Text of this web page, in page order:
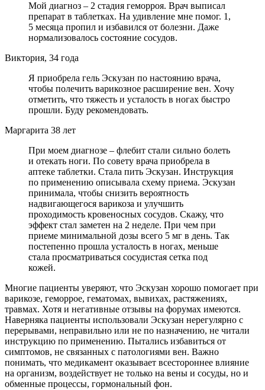
Мой диагноз – 2 стадия геморроя. Врач выписал
препарат в таблетках. На удивление мне помог. 1,
5 месяца пропил и избавился от болезни. Даже
нормализовалось состояние сосудов.
Виктория, 34 года
Я приобрела гель Эскузан по настоянию врача,
чтобы полечить варикозное расширение вен. Хочу
отметить, что тяжесть и усталость в ногах быстро
прошли. Буду рекомендовать.
Маргарита 38 лет
При моем диагнозе – флебит стали сильно болеть
и отекать ноги. По совету врача приобрела в
аптеке таблетки. Стала пить Эскузан. Инструкция
по применению описывала схему приема. Эскузан
принимала, чтобы снизить вероятность
надвигающегося варикоза и улучшить
проходимость кровеносных сосудов. Скажу, что
эффект стал заметен на 2 неделе. При чем при
приеме минимальной дозы всего 5 мг в день. Так
постепенно прошла усталость в ногах, меньше
стала просматриваться сосудистая сетка под
кожей.
Многие пациенты уверяют, что Эскузан хорошо помогает при
варикозе, геморрое, гематомах, вывихах, растяжениях,
травмах. Хотя и негативные отзывы на форумах имеются.
Наверняка пациенты использовали Эскузан нерегулярно с
перерывами, неправильно или не по назначению, не читали
инструкцию по применению. Пытались избавиться от
симптомов, не связанных с патологиями вен. Важно
понимать, что медикамент оказывает всестороннее влияние
на организм, воздействует не только на вены и сосуды, но и
обменные процессы, гормональный фон.